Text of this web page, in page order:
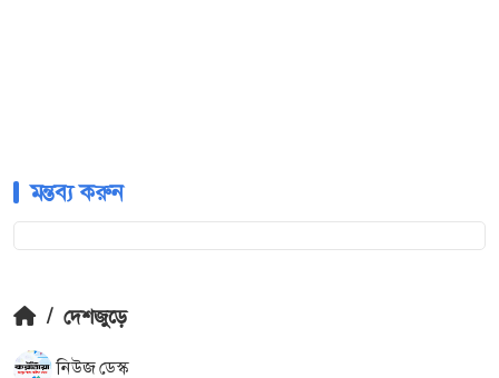
মন্তব্য করুন
/ দেশজুড়ে
নিউজ ডেস্ক